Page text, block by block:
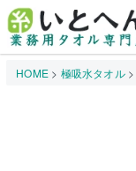
HOME 極吸水タオル